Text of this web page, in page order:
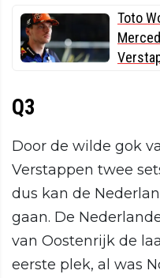
Toto
Q3
Door de wilde gok
Verstappen twee
dus kan de
gaan. De
van Oostenrijk de
eerste plek, al was